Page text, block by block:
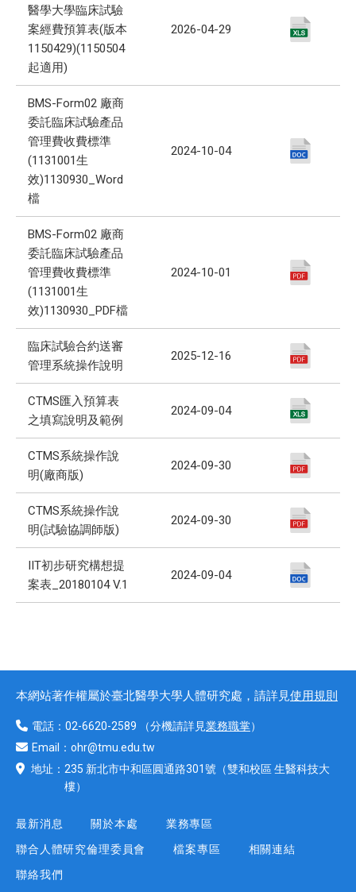
醫學大學臨床試驗
案經費預算表(版本
1150429)(1150504
起適用)
2026-04-29
BMS-Form02 廠商
委託臨床試驗產品
管理費收費標準
(1131001生
效)1130930_Word
檔
2024-10-04
BMS-Form02 廠商
委託臨床試驗產品
管理費收費標準
(1131001生
效)1130930_PDF檔
2024-10-01
臨床試驗合約送審
管理系統操作說明
2025-12-16
CTMS匯入預算表
之填寫說明及範例
2024-09-04
CTMS系統操作說
明(廠商版)
2024-09-30
CTMS系統操作說
明(試驗協調師版)
2024-09-30
IIT初步研究構想提
案表_20180104 V.1
2024-09-04
本網站著作權屬於臺北醫學大學人體研究處，請詳見使用規則
電話： 02-6620-2589 （分機請詳見業務職掌）
Email： ohr@tmu.edu.tw
地址： 235 新北市中和區圓通路301號 （雙和校區 生醫科技大
樓）
最新消息 關於本處
業務專區
聯合人體研究倫理委員會
檔案專區
相關連結
聯絡我們